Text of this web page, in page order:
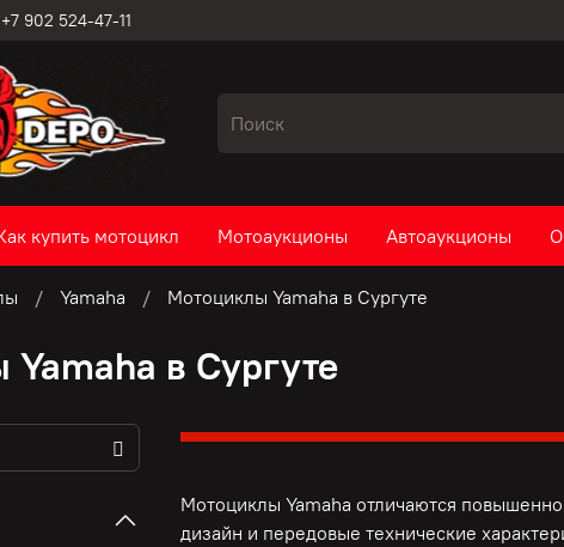
+7 902 524-47-11
купить мотоцикл Мотоаукционы Автоаукционы
Yamaha Мотоциклы Yamaha в Сургуте
в Сургуте
Мотоциклы Yamaha отличаются
дизайн и передовые технические